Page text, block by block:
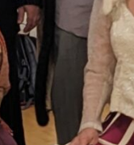
00:00
Details zum